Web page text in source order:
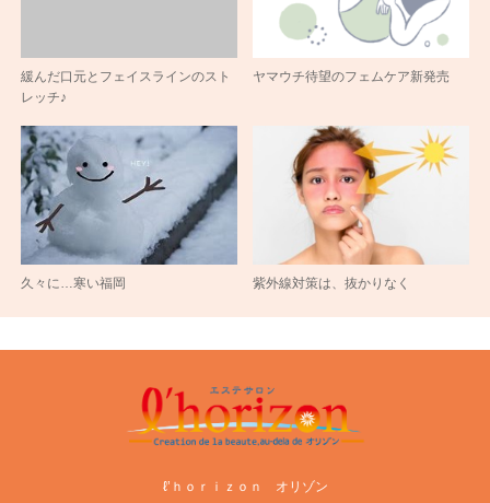
緩んだ口元とフェイスラインのスト
レッチ♪
ヤマウチ待望のフェムケア新発売
久々に…寒い福岡 紫外線対策は、抜かりなく
ℓ’ｈｏｒｉｚｏｎ オリゾン